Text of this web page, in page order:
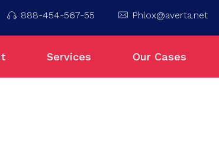
888-454-567-55 Phlox@averta.net
Services Our Cases